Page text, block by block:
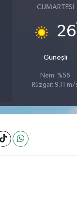
CUMARTESI
26
Güneşli
Nem: %56
Rüzgar: 9.11 m/